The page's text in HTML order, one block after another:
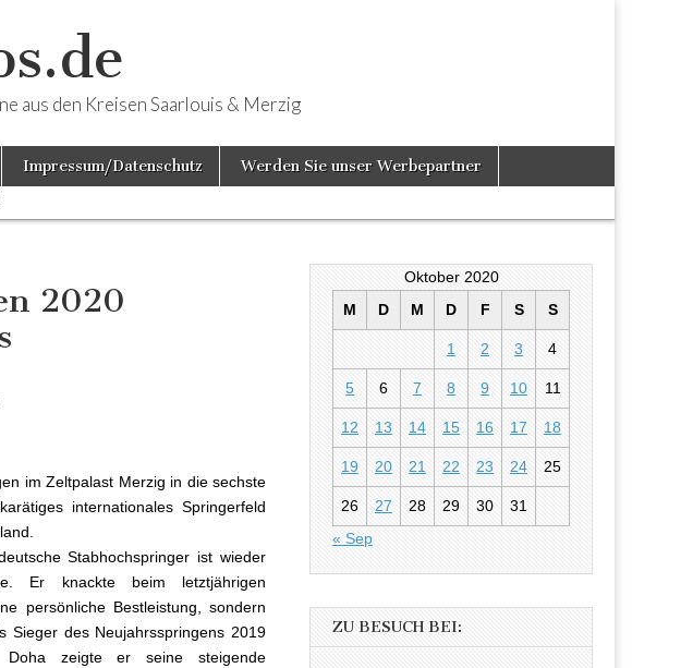
aus den Kreisen Saarlouis & Merzig
Impressum/Datenschutz Werden Sie unser Werbepartner
2020
im Zeltpalast Merzig in die sechste
internationales Springerfeld
Stabhochspringer ist wieder
Er knackte beim letztjährigen
persönliche Bestleistung, sondern
Sieger des Neujahrsspringens 2019
zeigte er seine steigende
Oktober 2020
M
D M D F S S
1 2 3 4
5 6 7 8 9 10 11
12 13 14 15 16 17 18
19 20 21 22 23 24 25
26 27 28 29 30
31
« Sep
ZU BESUCH BEI: